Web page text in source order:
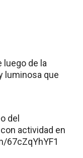
luego de la
luminosa que
del
actividad en
67cZqYhYF1